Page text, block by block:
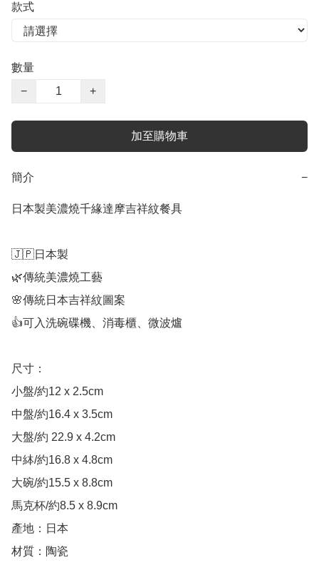
款式
數量
−
+
加至購物車
簡介 −
日本製美濃燒千緣達摩吉祥紋餐具
🇯🇵日本製
🌿傳統美濃燒工藝
🌸傳統日本吉祥紋圖案
👍可入洗碗碟機、消毒櫃、微波爐
尺寸：
小盤/約12 x 2.5cm
中盤/約16.4 x 3.5cm
大盤/約 22.9 x 4.2cm
中絊/約16.8 x 4.8cm
大碗/約15.5 x 8.8cm
馬克杯/約8.5 x 8.9cm
產地：日本
材質：陶瓷